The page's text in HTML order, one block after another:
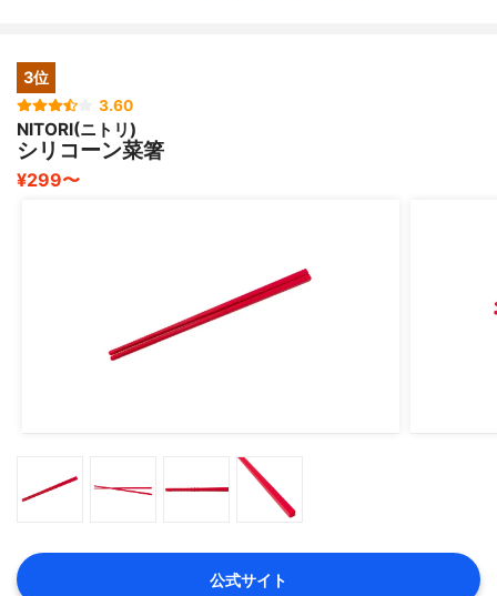
3位
3.60
NITORI(ニトリ)
シリコーン菜箸
¥299〜
公式サイト